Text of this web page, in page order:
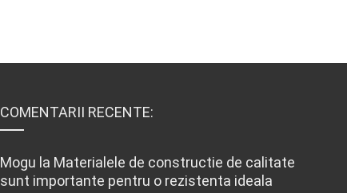
COMENTARII RECENTE:
Mogu la Materialele de constructie de calitate
sunt importante pentru o rezistenta ideala